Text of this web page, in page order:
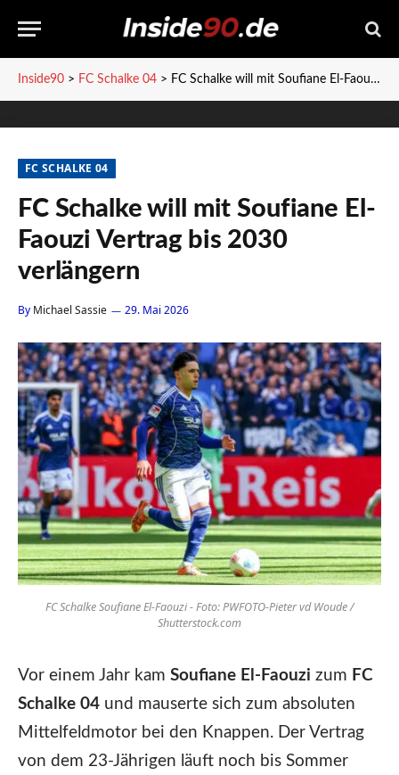
Inside90 > FC Schalke 04 > FC Schalke will mit Soufiane El-Faouzi Vertrag bis 2030 verlängern
FC SCHALKE 04
FC Schalke will mit Soufiane El-
Faouzi Vertrag bis 2030
verlängern
By Michael Sassie 29. Mai 2026
FC Schalke Soufiane El-Faouzi - Foto: PWFOTO-Pieter vd Woude /
Shutterstock.com
Vor einem Jahr kam Soufiane El-Faouzi zum FC
Schalke 04 und mauserte sich zum absoluten
Mittelfeldmotor bei den Knappen. Der Vertrag
von dem 23-Jährigen läuft noch bis Sommer